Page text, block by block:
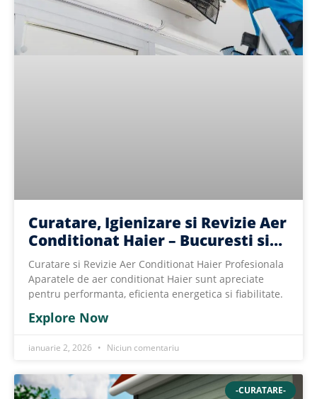
Curatare, Igienizare si Revizie Aer
Conditionat Haier – Bucuresti si
Ilfov
Curatare si Revizie Aer Conditionat Haier Profesionala
Aparatele de aer conditionat Haier sunt apreciate
pentru performanta, eficienta energetica si fiabilitate.
Explore Now
ianuarie 2, 2026 Niciun comentariu
-CURATARE-